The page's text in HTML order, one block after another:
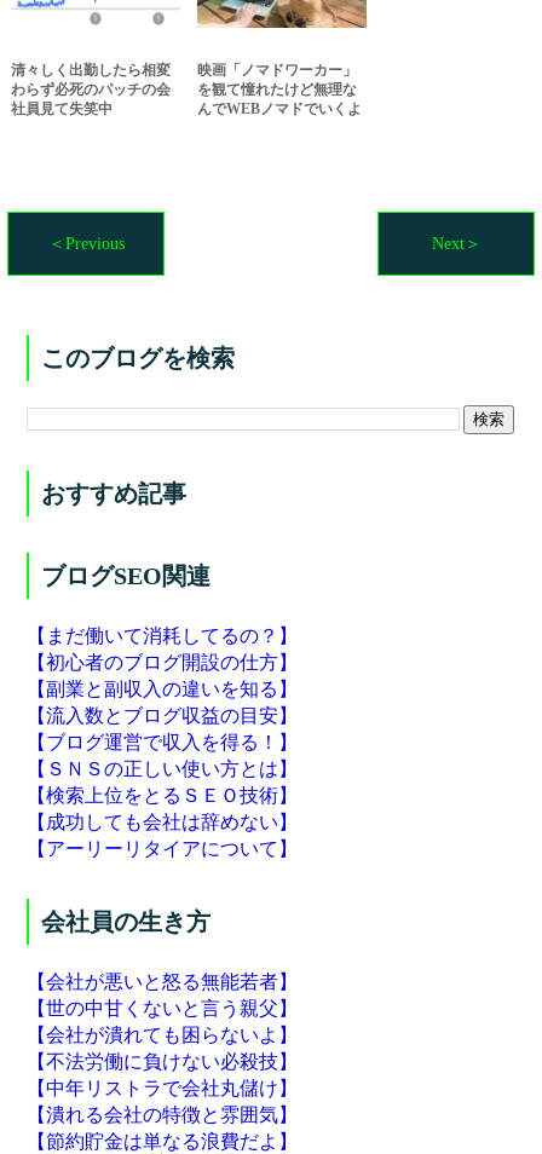
清々しく出勤したら相変
わらず必死のパッチの会
社員見て失笑中
映画「ノマドワーカー」
を観て憧れたけど無理な
んでWEBノマドでいくよ
＜Previous Next＞
このブログを検索
おすすめ記事
ブログSEO関連
【まだ働いて消耗してるの？】
【初心者のブログ開設の仕方】
【副業と副収入の違いを知る】
【流入数とブログ収益の目安】
【ブログ運営で収入を得る！】
【ＳＮＳの正しい使い方とは】
【検索上位をとるＳＥＯ技術】
【成功しても会社は辞めない】
【アーリーリタイアについて】
会社員の生き方
【会社が悪いと怒る無能若者】
【世の中甘くないと言う親父】
【会社が潰れても困らないよ】
【不法労働に負けない必殺技】
【中年リストラで会社丸儲け】
【潰れる会社の特徴と雰囲気】
【節約貯金は単なる浪費だよ】